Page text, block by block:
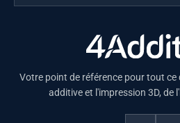
Votre point de référence pour tout
additive et l'impression 3D, de